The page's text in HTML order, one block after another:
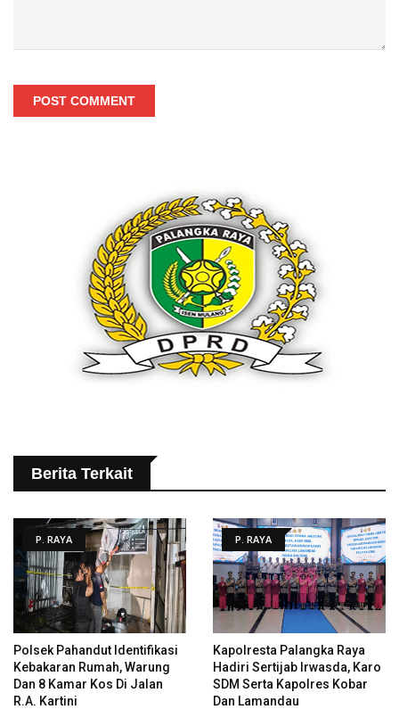
POST COMMENT
Berita Terkait
P. RAYA
Polsek Pahandut Identifikasi
Kebakaran Rumah, Warung
Dan 8 Kamar Kos Di Jalan
R.A. Kartini
P. RAYA
Kapolresta Palangka Raya
Hadiri Sertijab Irwasda, Karo
SDM Serta Kapolres Kobar
Dan Lamandau